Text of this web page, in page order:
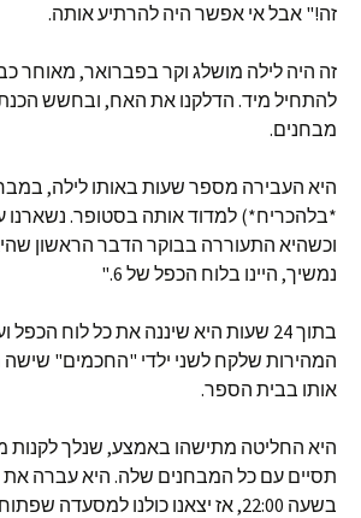
זה!" אבל אי אפשר היה להרתיע אותה.
זה היה לילה מושלג וקר בפברואר, מאוחר
להתחיל מיד. הדלקנו את האח, ובחשש
מבחנים.
היא העבירה מספר שעות באותו לילה,
*בלהכריח*) למדוד אותה בסטופר. נשארנו
וכשהיא התעוררה בבוקר הדבר הראשון
נמשיך, היינו בלוח הכפל של 6."
בתוך 24 שעות היא שיננה את כל לוח
המהירות שלקח לשני ילדי "החכמים" שישה
אותו בבית הספר.
היא החליטה מתישהו באמצע, שנלך לקנות
תסיים עם כל המבחנים שלה. היא עברה את
בשעה 22:00, אז יצאנו כולנו למסעדה